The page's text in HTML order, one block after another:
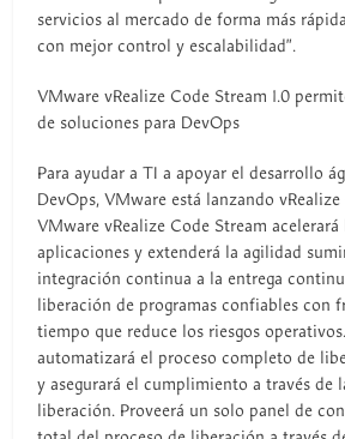
servicios al mercado de forma más
con mejor control y escalabilidad”.
VMware vRealize Code Stream 1.0
de soluciones para DevOps
Para ayudar a TI a apoyar el desarrollo
DevOps, VMware está lanzando
VMware vRealize Code Stream
aplicaciones y extenderá la agilidad
integración continua a la entrega
liberación de programas confiables con
tiempo que reduce los riesgos
automatizará el proceso completo de
y asegurará el cumplimiento a través de
liberación. Proveerá un solo panel de